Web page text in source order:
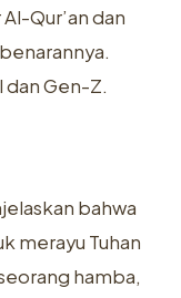
Qur’an dan
dan Gen-Z.
bahwa
merayu Tuhan
hamba,